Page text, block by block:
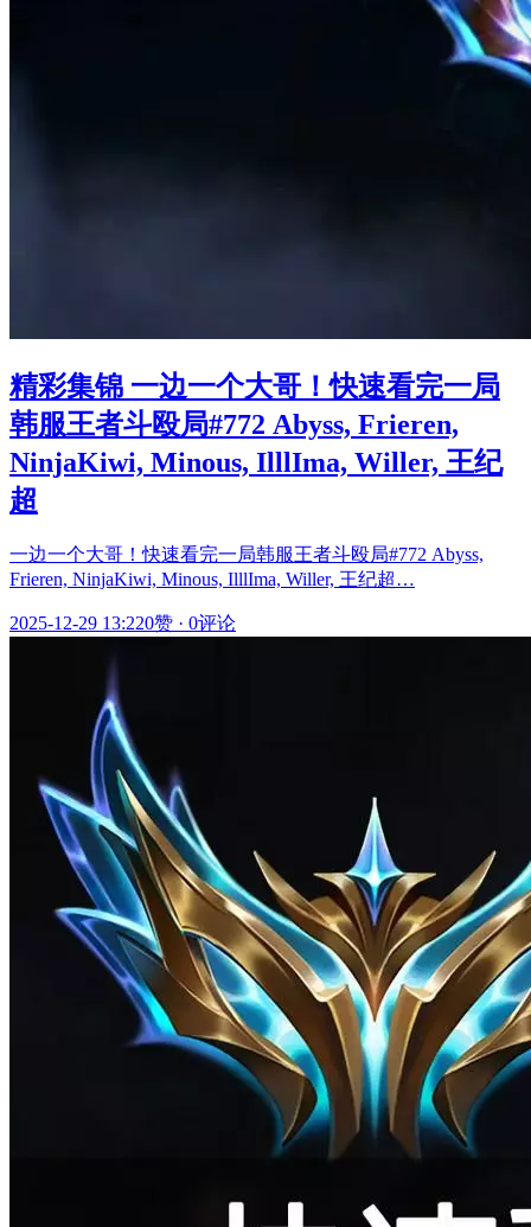
精彩集锦 一边一个大哥！快速看完一局
韩服王者斗殴局#772 Abyss, Frieren,
NinjaKiwi, Minous, IlllIma, Willer, 王纪
超
一边一个大哥！快速看完一局韩服王者斗殴局#772 Abyss,
Frieren, NinjaKiwi, Minous, IlllIma, Willer, 王纪超…
2025-12-29 13:220赞 · 0评论